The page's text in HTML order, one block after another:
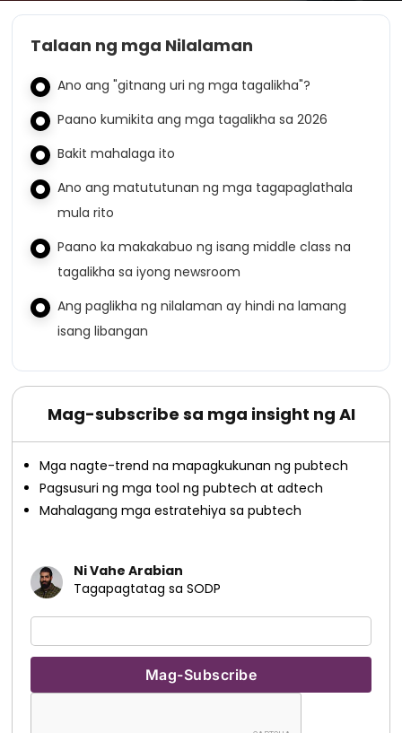
Talaan ng mga Nilalaman
Ano ang "gitnang uri ng mga tagalikha"?
Paano kumikita ang mga tagalikha sa 2026
Bakit mahalaga ito
Ano ang matututunan ng mga tagapaglathala
mula rito
Paano ka makakabuo ng isang middle class na
tagalikha sa iyong newsroom
Ang paglikha ng nilalaman ay hindi na lamang
isang libangan
Mag-subscribe sa mga insight ng AI
Mga nagte-trend na mapagkukunan ng pubtech
Pagsusuri ng mga tool ng pubtech at adtech
Mahalagang mga estratehiya sa pubtech
Ni Vahe Arabian
Tagapagtatag sa SODP